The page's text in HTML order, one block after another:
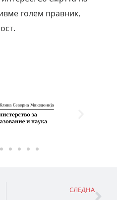
голем правник,
СЛЕДНА